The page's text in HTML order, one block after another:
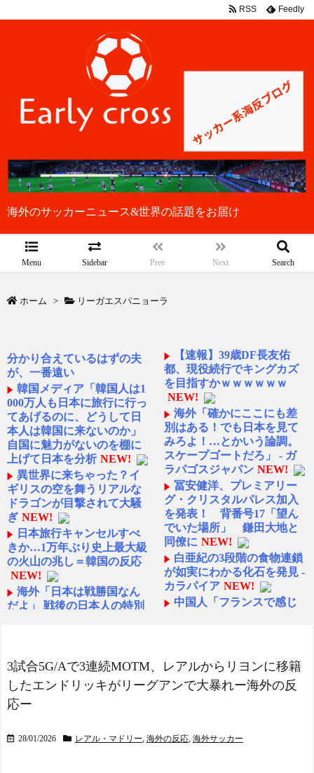
海外のサッカーニュース&世界の話題をお届け
Menu Sidebar Prev Next Search
RSS Feedly
ホーム > リーガエスパニョーラ
分かり合えているはずの夫
が、一番遠い
韓国メディア「韓国人は1
000万人も日本に旅行に行っ
てあげるのに、どうして日
本人は韓国に来ないのか」
自国に魅力がないのを棚に
上げて日本を分析 NEW!
異世界に来ちゃった？イ
ギリスの空を舞うリアルな
ドラゴンが目撃されて大騒
ぎ NEW!
日本旅行キャンセルすべ
きか…1万年ぶり史上最大級
の火山の兆し＝韓国の反応
NEW!
海外「日本は戦勝国なん
だよ」 戦後の日本人の特別
乳の位置に乳輪のようなも
のがwww
NEW!
海外の反応：韓国在住の
日本人インフルエンサーが
プファンから嫌がらせか
【速報】39歳DF長友佑
都、現役続行でキングカズ
を目指すかｗｗｗｗｗｗ
NEW!
海外「確かにここにも差
別はある！でも日本を見て
みろよ！…とかいう論調。
スケープゴートだろ」 - ガ
ラパゴスジャパン NEW!
冨安健洋、プレミアリー
グ・クリスタルパレス加入
を発表！ 背番号17「望ん
でいた場所」 鎌田大地と
同僚に NEW!
白亜紀の3段階の食物連鎖
が如実にわかる化石を発見 -
カラパイア NEW!
中国人「フランスで感じ
分かると空気が凍りつく」
NEW!
海外「さすが日本！」日
リニューアルを予告して
3試合5G/Aで3連続MOTM、レアルからリヨンに移籍
したエンドリッキがリーグアンで大暴れー海外の反
応ー
28/01/2026 レアル・マドリー 海外の反応 海外サッカー